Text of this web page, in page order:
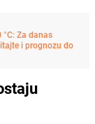
Za danas
i prognozu do